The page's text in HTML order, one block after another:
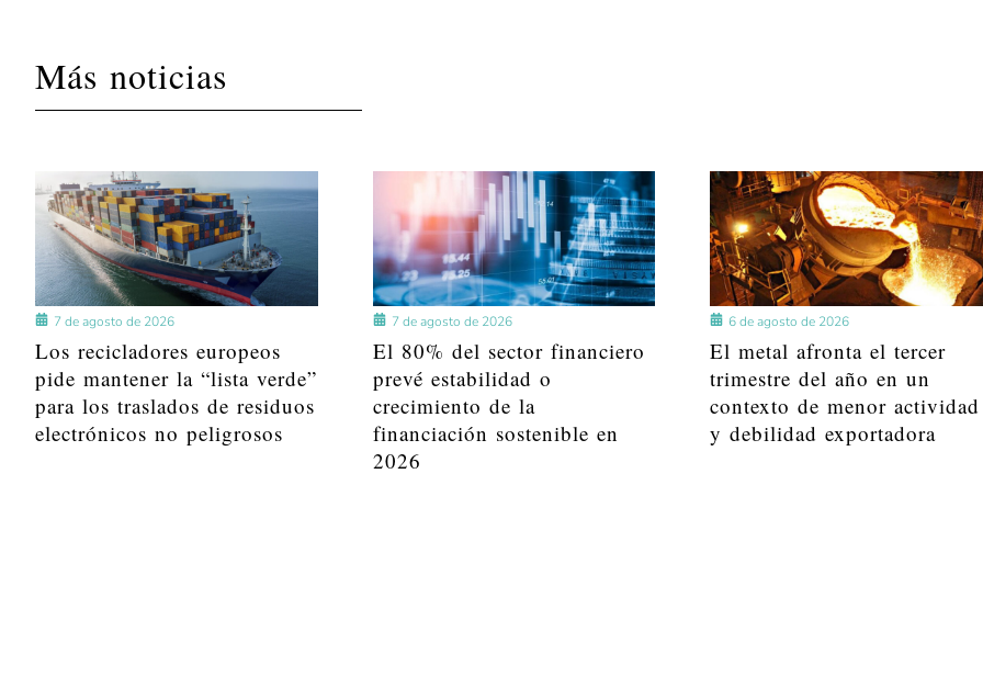
Más noticias
7 de agosto de 2026
Los recicladores europeos
pide mantener la “lista verde”
para los traslados de residuos
electrónicos no peligrosos
7 de agosto de 2026
El 80% del sector financiero
prevé estabilidad o
crecimiento de la
financiación sostenible en
2026
6 de agosto de 2026
El metal afronta el tercer
trimestre del año en un
contexto de menor actividad
y debilidad exportadora